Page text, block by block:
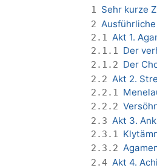
1 Sehr kurze
2
2.1 Akt 1.
2.1.1 Der
2.1.2 Der
2.2 Akt 2.
2.2.1
2.2.2
2.3 Akt 3.
2.3.1
2.3.2
2.4 Akt 4.